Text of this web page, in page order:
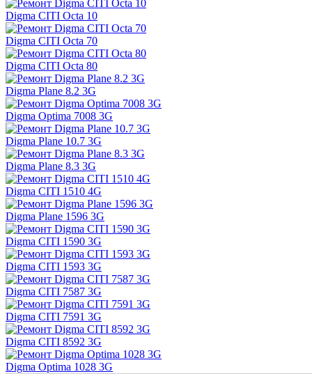
Digma CITI Octa 10
Digma CITI Octa 70
Digma CITI Octa 80
Digma Plane 8.2 3G
Digma Optima 7008 3G
Digma Plane 10.7 3G
Digma Plane 8.3 3G
Digma CITI 1510 4G
Digma Plane 1596 3G
Digma CITI 1590 3G
Digma CITI 1593 3G
Digma CITI 7587 3G
Digma CITI 7591 3G
Digma CITI 8592 3G
Digma Optima 1028 3G